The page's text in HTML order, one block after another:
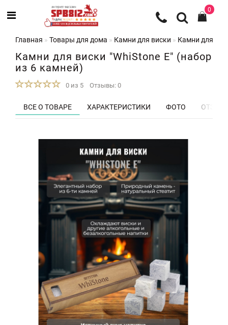
0
Главная Товары для дома Камни для виски Камни для
Камни для виски "WhiStone E" (набор
из 6 камней)
0 из 5 Отзывы: 0
ВСЕ О ТОВАРЕ ХАРАКТЕРИСТИКИ ФОТО